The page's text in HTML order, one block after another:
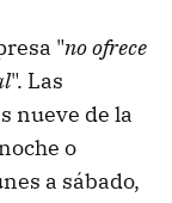
"no ofrece
". Las
nueve de la
o
a sábado,